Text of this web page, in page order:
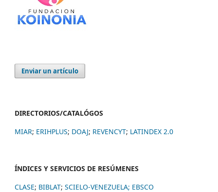
Enviar un artículo
DIRECTORIOS/CATALÓGOS
MIAR; ERIHPLUS; DOAJ; REVENCYT; LATINDEX 2.0
ÍNDICES Y SERVICIOS DE RESÚMENES
CLASE; BIBLAT; SCIELO-VENEZUELA; EBSCO